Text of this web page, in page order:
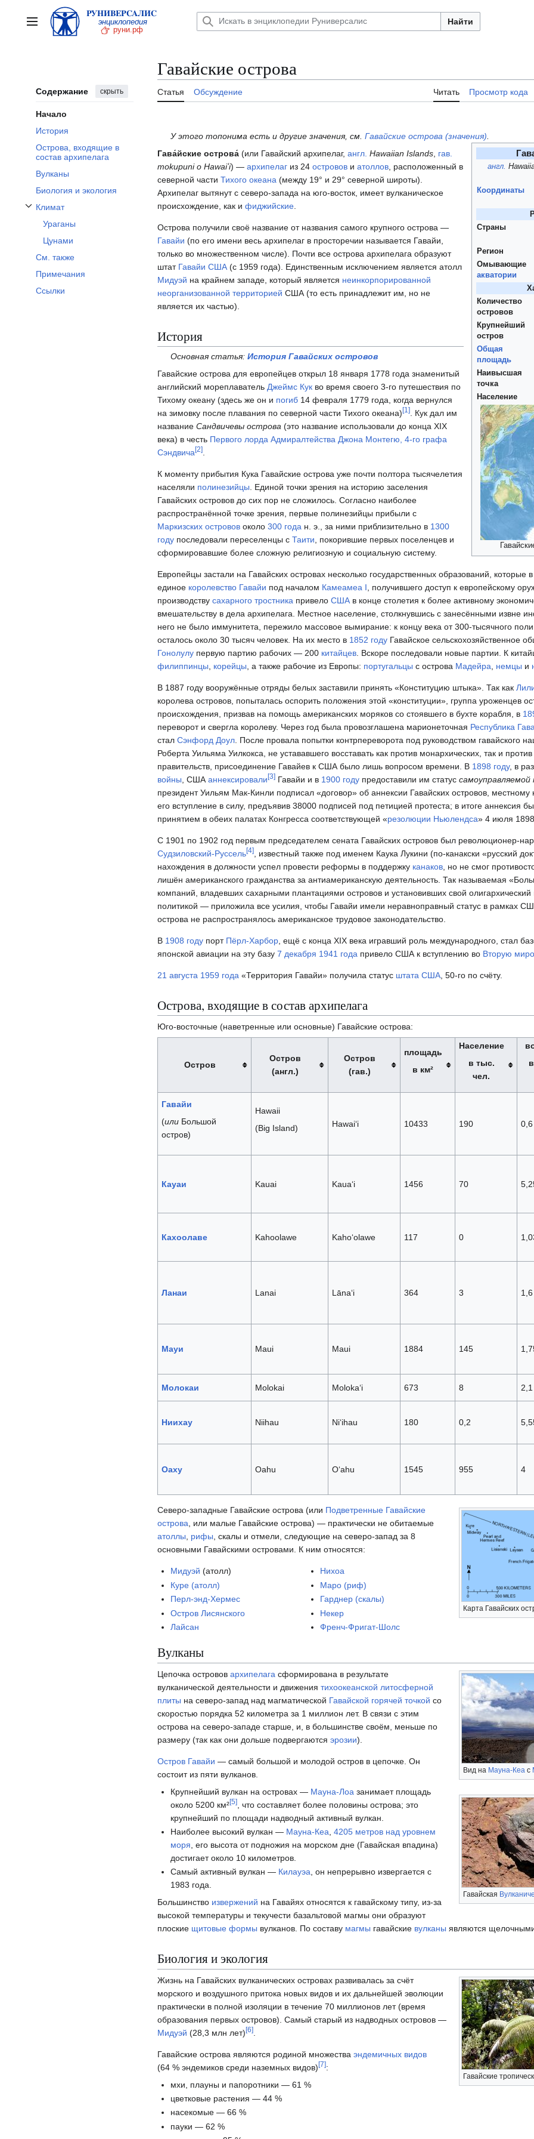
содержаниюГлавное меню Найти
Содержание скрыть
Начало
История
Острова, входящие в
состав архипелага
Вулканы
Биология и экология
Климат
Отобразить/Скрыть подраздел Климат
Ураганы
Цунами
См. также
Примечания
Ссылки
Гавайские острова
Статья Обсуждение Читать Просмотр кода
У этого топонима есть и другие значения, см.Гавайские острова (значения)
англ.
Координаты
Страны
Регион
Омывающие
акватории
Количество
островов
Крупнейший
остров
Общая
площадь
Наивысшая
точка
Население
Гава́йские острова́ (или Гавайский архипелаг, англ. Hawaiian Islands гав.
mokupuni o Hawaiʻi) — архипелаг из 24 островов и атоллов , расположенный в
северной части Тихого океана (между 19° и 29° северной широты).
Архипелаг вытянут с северо-запада на юго-восток, имеет вулканическое
происхождение, как и фиджийские
Острова получили своё название от названия самого крупного острова —
Гавайи (по его имени весь архипелаг в просторечии называется Гавайи,
только во множественном числе). Почти все острова архипелага образуют
штат Гавайи США (с 1959 года). Единственным исключением является атолл
Мидуэй на крайнем западе, который является неинкорпорированной
неорганизованной территорией США (то есть принадлежит им, но не
является их частью).
История
Основная статья:История Гавайских островов
Гавайские острова для европейцев открыл 18 января 1778 года знаменитый
английский мореплаватель Джеймс Кук во время своего 3-го путешествия по
Тихому океану (здесь же он и погиб 14 февраля 1779 года, когда вернулся
на зимовку после плавания по северной части Тихого океана) [1]. Кук дал им
название Сандвичевы острова (это название использовали до конца XIX
века) в честь Первого лорда Адмиралтейства Джона Монтегю, 4-го графа
Сэндвича[2].
К моменту прибытия Кука Гавайские острова уже почти полтора тысячелетия
населяли полинезийцы. Единой точки зрения на историю заселения
Гавайских островов до сих пор не сложилось. Согласно наиболее
распространённой точке зрения, первые полинезийцы прибыли с
Маркизских островов около 300 года н. э., за ними приблизительно в 1300
году последовали переселенцы с Таити, покорившие первых поселенцев и
сформировавшие более сложную религиозную и социальную систему.
Европейцы застали на Гавайских островах несколько государственных образований, которые
единое королевство Гавайи под началом Камеамеа I, получившего доступ к европейскому
производству сахарного тростника привело СШАв конце столетия к более активному
вмешательству в дела архипелага. Местное население, столкнувшись с занесёнными извне
него не было иммунитета, пережило массовое вымирание: к концу века от 300-тысячного
осталось около 30 тысяч человек. На их место в 1852 году Гавайское сельскохозяйственное
Гонолулу первую партию рабочих — 200 китайцев. Вскоре последовали новые партии. К
филиппинцы, корейцы, а также рабочие из Европы: португальцы с острова Мадейра, немцы и
В 1887 году вооружённые отряды белых заставили принять «Конституцию штыка». Так как
королева островов, попыталась оспорить положения этой «конституции», группа уроженцев
происхождения, призвав на помощь американских моряков со стоявшего в бухте корабля, в
переворот и свергла королеву. Через год была провозглашена марионеточная Республика
стал Сэнфорд Доул. После провала попытки контрпереворота под руководством гавайского
Роберта Уильяма Уилкокса, не устававшего восставать как против монархических, так и
правительств, присоединение Гавайев к США было лишь вопросом времени. В 1898 году, в
войны, СШАаннексировали [3] Гавайи и в 1900 году предоставили им статус
президент Уильям Мак-Кинли подписал «договор» об аннексии Гавайских островов,
его вступление в силу, предъявив 38000 подписей под петицией протеста; в итоге аннексия
принятием в обеих палатах Конгресса соответствующей «резолюции Ньюлендса» 4 июля
С 1901 по 1902 год первым председателем сената Гавайских островов был революционер-
Судзиловский-Руссель[4], известный также под именем Каука Лукини (по-канакски «русский
нахождения в должности успел провести реформы в поддержку канаков, но не смог
лишён американского гражданства за антиамериканскую деятельность. Так называемая
компаний, владевших сахарными плантациями островов и установивших свой олигархический
политикой — приложила все усилия, чтобы Гавайи имели неравноправный статус в рамках
острова не распространялось американское трудовое законодательство.
В 1908 году порт Пёрл-Харбор, ещё с конца XIX века игравший роль международного, стал
японской авиации на эту базу 7 декабря 1941 года привело США к вступлению во Вторую
21 августа 1959 года «Территория Гавайи» получила статус штата США, 50-го по счёту.
Острова, входящие в состав архипелага
Юго-восточные (наветренные или основные) Гавайские острова:
Остров
Остров
(англ.)
Остров
(гав.)
площадь
в км²
Население
в тыс.
чел.
Гавайи
(илиБольшой
остров)
Hawaii
(Big Island)
Hawaiʻi 10433 190 0,6
Кауаи Kauai Kauaʻi 1456 70
Кахоолаве Kahoolawe Kahoʻolawe 117 0
Ланаи Lanai Lānaʻi 364 3 1,6
Мауи Maui Maui 1884 145
Молокаи Molokai Molokaʻi 673 8 2,1
Ниихау Niihau Niʻihau 180 0,2
Оаху Oahu Oʻahu 1545 955 4
Карта Гавайских
Северо-западные Гавайские острова (или Подветренные Гавайские
острова, или малые Гавайские острова) — практически не обитаемые
атоллы, рифы, скалы и отмели, следующие на северо-запад за 8
основными Гавайскими островами. К ним относятся:
Мидуэй (атолл)
Куре (атолл)
Перл-энд-Хермес
Остров Лисянского
Лайсан
Нихоа
Маро (риф)
Гарднер (скалы)
Некер
Френч-Фригат-Шолс
Вулканы
Вид на Мауна-Кеа с
Гавайская
Цепочка островов архипелага сформирована в результате
вулканической деятельности и движения тихоокеанской литосферной
плиты на северо-запад над магматической Гавайской горячей точкой со
скоростью порядка 52 километра за 1 миллион лет. В связи с этим
острова на северо-западе старше, и, в большинстве своём, меньше по
размеру (так как они дольше подвергаются эрозии).
Остров Гавайи — самый большой и молодой остров в цепочке. Он
состоит из пяти вулканов.
Крупнейший вулкан на островах — Мауна-Лоа занимает площадь
около5200 км²[5]
, что составляет более половины острова; это
крупнейший по площади надводный активный вулкан.
Наиболее высокий вулкан — Мауна-Кеа ,4205 метров над уровнем
моря , его высота от подножия на морском дне (Гавайская впадина)
достигает около 10 километров.
Самый активный вулкан — Килауэа, он непрерывно извергается с
1983 года.
Большинство извержений на Гавайях относятся к гавайскому типу, из-за
высокой температуры и текучести базальтовой магмы они образуют
плоские щитовые формы вулканов. По составу магмы гавайские вулканы являются
Биология и экология
Гавайские
Жизнь на Гавайских вулканических островах развивалась за счёт
морского и воздушного притока новых видов и их дальнейшей эволюции
практически в полной изоляции в течение 70 миллионов лет (время
образования первых островов). Самый старый из надводных островов —
Мидуэй (28,3 млн лет)[6]
Гавайские острова являются родиной множества эндемичных видов
(64 % эндемиков среди наземных видов)[7]:
мхи, плауны и папоротники — 61 %
цветковые растения — 44 %
насекомые — 66 %
пауки — 62 %